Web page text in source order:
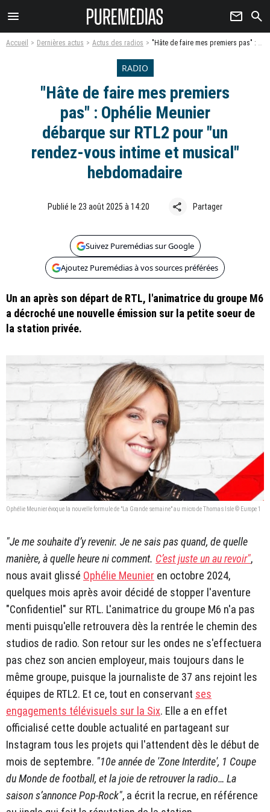
menu newsletter search
Accueil Dernières actus Actus des radios "Hâte de faire mes premiers pas" : Ophélie Meunier débarque sur RTL2 pour "un rendez-vous intime et musical" hebdomadaire
RADIO
"Hâte de faire mes premiers
pas" : Ophélie Meunier
débarque sur RTL2 pour "un
rendez-vous intime et musical"
hebdomadaire
Publié le 23 août 2025 à 14:20 share Partager
Suivez Puremédias sur Google
Ajoutez Puremédias à vos sources préférées
Un an après son départ de RTL, l'animatrice du groupe M6
a décroché une nouvelle émission sur la petite soeur de
la station privée.
Ophélie Meunier évoque la nouvelle formule de "La Grande semaine" au micro de Thomas Isle © Europe 1
"Je me souhaite d’y revenir. Je ne sais pas quand, de quelle
manière, à quelle heure ni comment. C’est juste un au revoir",
nous avait glissé Ophélie Meunier en octobre 2024,
quelques mois après avoir décidé de stopper l'aventure
"Confidentiel" sur RTL. L'animatrice du groupe M6 n'a pas
menti puisqu'elle retrouvera dès la rentrée le chemin des
studios de radio. Son retour sur les ondes ne s'effectuera
pas chez son ancien employeur, mais toujours dans le
même groupe, puisque la journaliste de 37 ans rejoint les
équipes de RTL2. Et ce, tout en conservant ses
engagements télévisuels sur la Six. Elle a en effet
officialisé cette double actualité en partageant sur
Instagram tous les projets qui l'attendent dès le début de
mois de septembre. "10e année de 'Zone Interdite', 1 Coupe
du Monde de football, et la joie de retrouver la radio… La
saison s’annonce Pop-Rock", a écrit la recrue, en référence